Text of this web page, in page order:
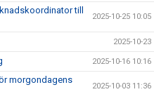
till
2025-10-25 10:05
2025-10-23
2025-10-16 10:16
morgondagens
2025-10-03 11:36